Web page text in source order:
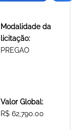
Modalidade da
licitação:
PREGAO
Valor Global:
R$ 62,790.00